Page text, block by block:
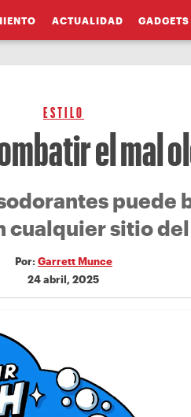
ACTUALIDAD GADGETS
ESTILO
el mal
puede
cualquier sitio
Por: Garrett Munce
24 abril, 2025